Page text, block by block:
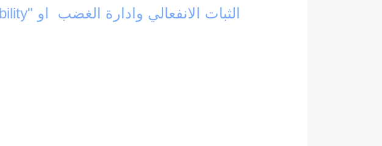
الثبات الانفعالي وادارة الغضب او "Emotional stability